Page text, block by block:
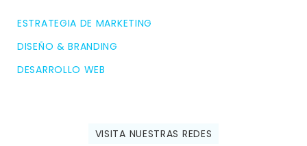
ESTRATEGIA DE MARKETING
DISEÑO & BRANDING
DESARROLLO WEB
VISITA NUESTRAS REDES